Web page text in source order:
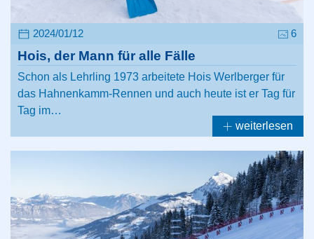
2024/01/12 6
Hois, der Mann für alle Fälle
Schon als Lehrling 1973 arbeitete Hois Werlberger für
das Hahnenkamm-Rennen und auch heute ist er Tag für
Tag im…
weiterlesen